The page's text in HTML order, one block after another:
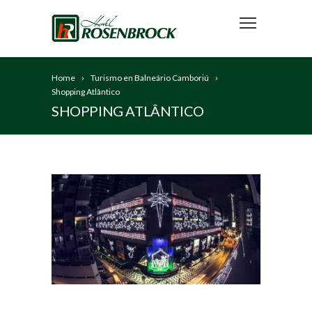
Home
Turismo en Balneário Camboriú
Shopping Atlântico
SHOPPING ATLÂNTICO